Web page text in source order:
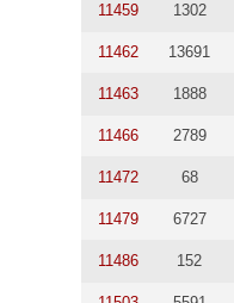
11459 1302
11462 13691
11463 1888
11466 2789
11472 68
11479 6727
11486 152